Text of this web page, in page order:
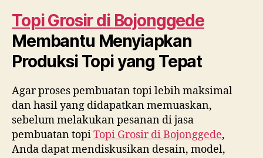
Topi Grosir di Bojonggede
Membantu Menyiapkan
Produksi Topi yang Tepat
Agar proses pembuatan topi lebih maksimal
dan hasil yang didapatkan memuaskan,
sebelum melakukan pesanan di jasa
pembuatan topiTopi Grosir diBojonggede,
Anda dapat mendiskusikan desain, model,